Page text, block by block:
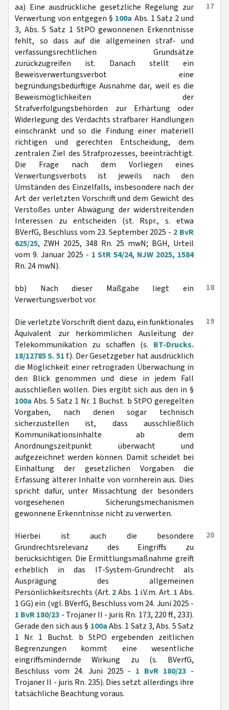
17
aa) Eine ausdrückliche gesetzliche Regelung zur
Verwertung von entgegen § 100a Abs. 1 Satz 2 und
3, Abs. 5 Satz 1 StPO gewonnenen Erkenntnisse
fehlt, so dass auf die allgemeinen straf- und
verfassungsrechtlichen Grundsätze
zurückzugreifen ist. Danach stellt ein
Beweisverwertungsverbot eine
begründungsbedürftige Ausnahme dar, weil es die
Beweismöglichkeiten der
Strafverfolgungsbehörden zur Erhärtung oder
Widerlegung des Verdachts strafbarer Handlungen
einschränkt und so die Findung einer materiell
richtigen und gerechten Entscheidung, dem
zentralen Ziel des Strafprozesses, beeinträchtigt.
Die Frage nach dem Vorliegen eines
Verwertungsverbots ist jeweils nach den
Umständen des Einzelfalls, insbesondere nach der
Art der verletzten Vorschrift und dem Gewicht des
Verstoßes unter Abwägung der widerstreitenden
Interessen zu entscheiden (st. Rspr., s. etwa
BVerfG, Beschluss vom 23. September 2025 - 2 BvR
625/25, ZWH 2025, 348 Rn. 25 mwN; BGH, Urteil
vom 9. Januar 2025 - 1 StR 54/24, NJW 2025, 1584
Rn. 24 mwN).
18
bb) Nach dieser Maßgabe liegt ein
Verwertungsverbot vor.
19
Die verletzte Vorschrift dient dazu, ein funktionales
Äquivalent zur herkömmlichen Ausleitung der
Telekommunikation zu schaffen (s. BT-Drucks.
18/12785 S. 51f.). Der Gesetzgeber hat ausdrücklich
die Möglichkeit einer retrograden Überwachung in
den Blick genommen und diese in jedem Fall
ausschließen wollen. Dies ergibt sich aus den in §
100a Abs. 5 Satz 1 Nr. 1 Buchst. b StPO geregelten
Vorgaben, nach denen sogar technisch
sicherzustellen ist, dass ausschließlich
Kommunikationsinhalte ab dem
Anordnungszeitpunkt überwacht und
aufgezeichnet werden können. Damit scheidet bei
Einhaltung der gesetzlichen Vorgaben die
Erfassung älterer Inhalte von vornherein aus. Dies
spricht dafür, unter Missachtung der besonders
vorgesehenen Sicherungsmechanismen
gewonnene Erkenntnisse nicht zu verwerten.
20
Hierbei ist auch die besondere
Grundrechtsrelevanz des Eingriffs zu
berücksichtigen. Die Ermittlungsmaßnahme greift
erheblich in das IT-System-Grundrecht als
Ausprägung des allgemeinen
Persönlichkeitsrechts (Art. 2Abs. 1 i.V.m. Art. 1 Abs.
1 GG) ein (vgl. BVerfG, Beschluss vom 24. Juni 2025 -
1 BvR 180/23 - Trojaner II - juris Rn. 173, 220 ff., 233).
Gerade den sich aus § 100aAbs. 1 Satz 3, Abs. 5 Satz
1 Nr. 1 Buchst. b StPO ergebenden zeitlichen
Begrenzungen kommt eine wesentliche
eingriffsmindernde Wirkung zu (s. BVerfG,
Beschluss vom 24. Juni 2025 - 1 BvR 180/23 -
Trojaner II - juris Rn. 235). Dies setzt allerdings ihre
tatsächliche Beachtung voraus.